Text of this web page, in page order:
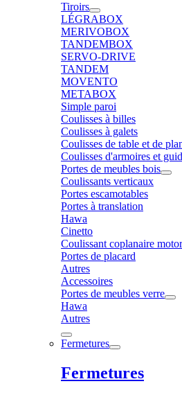
Tiroirs
LÉGRABOX
MERIVOBOX
TANDEMBOX
SERVO-DRIVE
TANDEM
MOVENTO
METABOX
Simple paroi
Coulisses à billes
Coulisses à galets
Coulisses de table et de
Coulisses d'armoires et
Portes de meubles bois
Coulissants verticaux
Portes escamotables
Portes à translation
Hawa
Cinetto
Coulissant coplanaire
Portes de placard
Autres
Accessoires
Portes de meubles verre
Hawa
Autres
Fermetures
Fermetures